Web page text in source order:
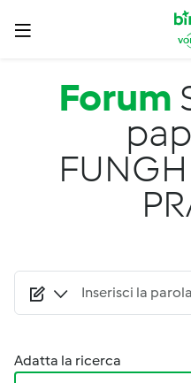
Salta al contenuto principale
Forum
Adatta la ricerca